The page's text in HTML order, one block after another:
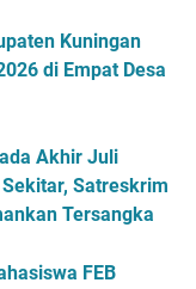
Kuningan
di Empat Desa
Akhir Juli
Satreskrim
Tersangka
FEB